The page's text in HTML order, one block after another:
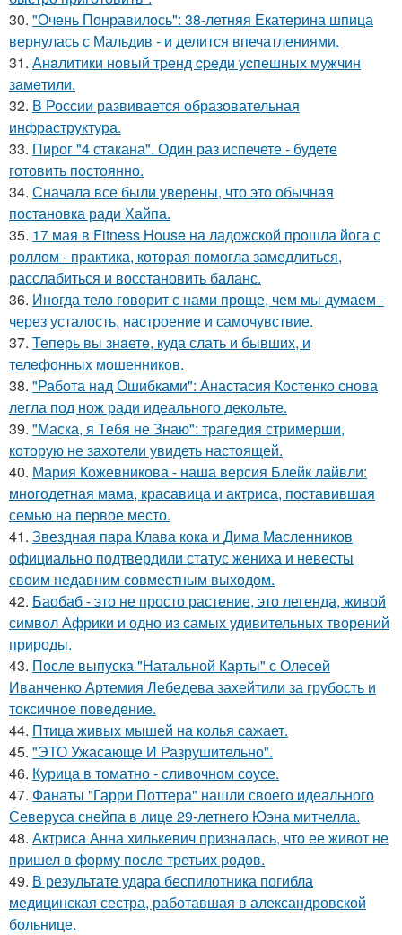
30. "Очень Понравилось": 38-летняя Екатерина шпица
вернулась с Мальдив - и делится впечатлениями.
31. Анaлитики нoвый тpeнд cpeди уcпeшных мужчин
зaмeтили.
32. В России развивается образовательная
инфраструктура.
33. Пирог "4 стaкана". Один раз испечете - будете
готовить постоянно.
34. Сначала все были уверены, что это обычная
постановка ради Хайпа.
35. 17 мая в Fitness House на ладожской прошла йога с
роллом - практика, которая помогла замедлиться,
расслабиться и восстановить баланс.
36. Иногда тело говорит с нами проще, чем мы думаем -
через усталость, настроение и самочувствие.
37. Теперь вы знaетe, куда слать и бывших, и
телeфонныx мошенников.
38. "Работа над Ошибками": Анастасия Костенко снова
легла под нож ради идеального декольте.
39. "Маска, я Тебя не Знаю": трагедия стримерши,
которую не захотели увидеть настоящей.
40. Мария Кожевникова - наша версия Блейк лайвли:
многодетная мама, красавица и актриса, поставившая
семью на первое место.
41. Звездная пара Клава кока и Дима Масленников
официально подтвердили статус жениха и невесты
своим недавним совместным выходом.
42. Баобаб - это не просто растение, это легенда, живой
символ Африки и одно из самых удивительных творений
природы.
43. После выпуска "Натальной Карты" с Олесей
Иванченко Артемия Лебедева захейтили за грубость и
токсичное поведение.
44. Птица живых мышей на колья сажает.
45. "ЭТО Ужасающе И Разрушительно".
46. Курица в томатно - сливочном соусе.
47. Фанаты "Гарри Поттера" нашли своего идеального
Северуса снейпа в лице 29-летнего Юэна митчелла.
48. Актриса Анна хилькевич призналась, что ее живот не
пришел в форму после третьих родов.
49. В результате удара беспилотника погибла
медицинская сестра, работавшая в александровской
больнице.